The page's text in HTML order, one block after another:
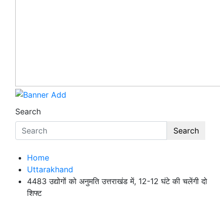
Search
Search
Home
Uttarakhand
4483 उद्योगों को अनुमति उत्तराखंड में, 12-12 घंटे की चलेंगी दो
शिफ्ट